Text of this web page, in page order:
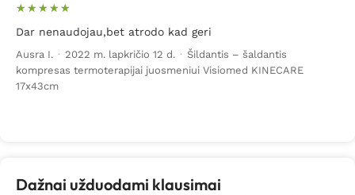
Dar nenaudojau,bet atrodo kad geri
Ausra I. · 2022 m. lapkričio 12 d. · Šildantis – šaldantis
kompresas termoterapijai juosmeniui Visiomed KINECARE
17x43cm
Dažnai užduodami klausimai